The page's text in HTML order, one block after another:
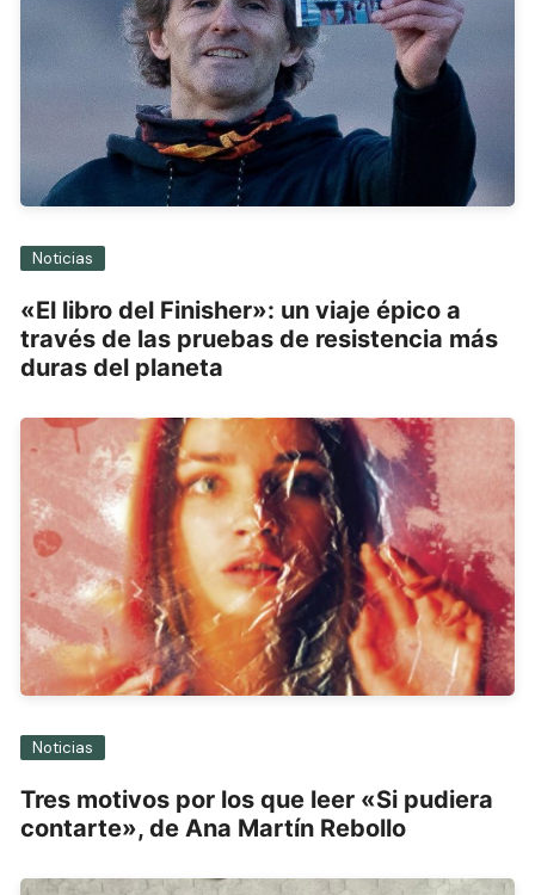
Noticias
«El libro del Finisher»: un viaje épico a
través de las pruebas de resistencia más
duras del planeta
Noticias
Tres motivos por los que leer «Si pudiera
contarte», de Ana Martín Rebollo